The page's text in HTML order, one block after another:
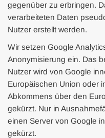
gegenüber zu erbringen.
verarbeiteten Daten
Nutzer erstellt werden.
Wir setzen Google
Anonymisierung ein. Das
Nutzer wird von Google
Europäischen Union oder
Abkommens über den
gekürzt. Nur in
einen Server von Google
gekürzt.